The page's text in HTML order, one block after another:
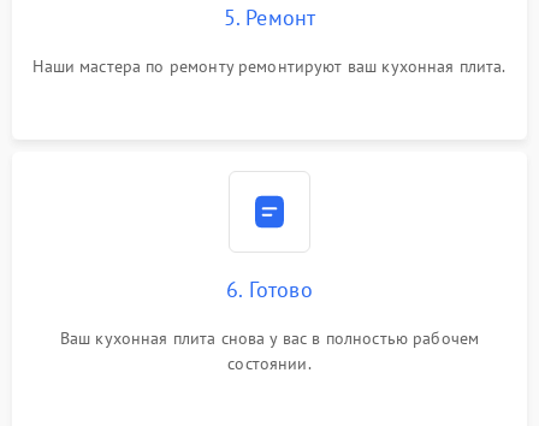
5. Ремонт
Наши мастера по ремонту ремонтируют ваш кухонная плита.
6. Готово
Ваш кухонная плита снова у вас в полностью рабочем
состоянии.